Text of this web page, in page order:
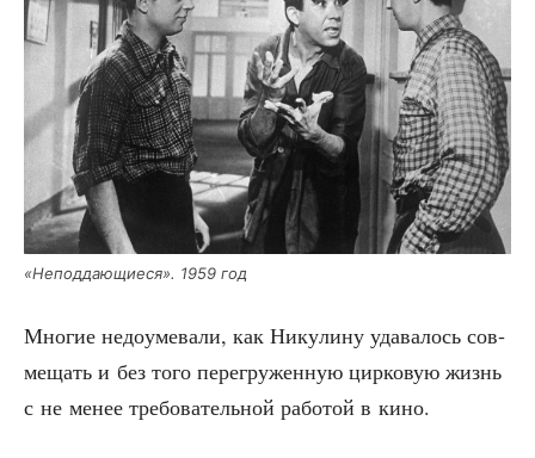
«Непод­да­ю­щи­е­ся». 1959 год
Мно­гие недо­уме­ва­ли, как Нику­ли­ну уда­ва­лось сов­
ме­щать и без того пере­гру­жен­ную цир­ко­вую жизнь
с не менее тре­бо­ва­тель­ной рабо­той в кино.